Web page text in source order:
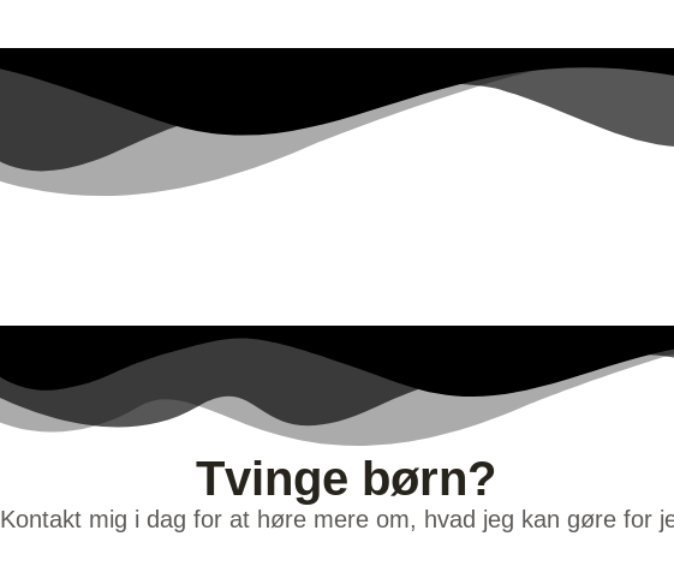
Tvinge børn?
Kontakt mig i dag for at høre mere om, hvad jeg kan gøre for